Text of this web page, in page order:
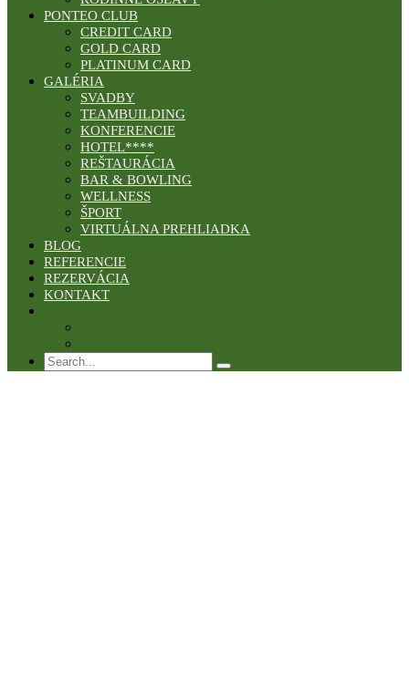
PONTEO CLUB
CREDIT CARD
GOLD CARD
PLATINUM CARD
GALÉRIA
SVADBY
TEAMBUILDING
KONFERENCIE
HOTEL****
REŠTAURÁCIA
BAR & BOWLING
WELLNESS
ŠPORT
VIRTUÁLNA PREHLIADKA
BLOG
REFERENCIE
REZERVÁCIA
KONTAKT